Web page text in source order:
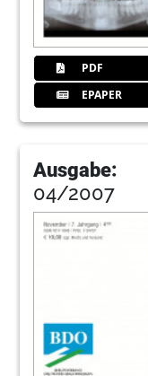
PDF
EPAPER
Ausgabe:
04/2007